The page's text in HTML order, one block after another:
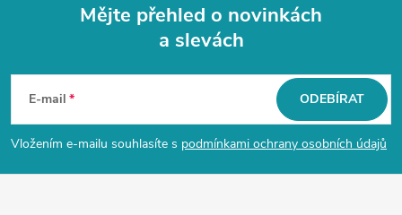
p
a
Mějte přehled o novinkách
a slevách
E-mail
Vložením e-mailu souhlasíte s podmínkami ochrany osobních údajů
ODEBÍRAT